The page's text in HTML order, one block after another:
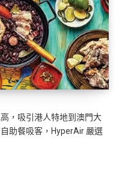
，吸引港人特地到澳門大
助餐吸客，HyperAir 嚴選